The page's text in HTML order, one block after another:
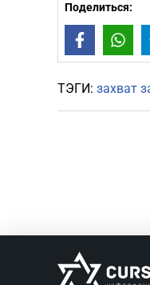
Поделиться:
Facebook
ТЭГИ: захват